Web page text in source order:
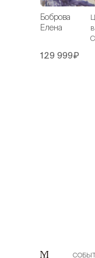
Боброва
Елена
129 999₽